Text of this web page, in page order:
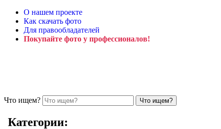
О нашем проекте
Как скачать фото
Для правообладателей
Покупайте фото у профессионалов!
Что ищем?
Категории: